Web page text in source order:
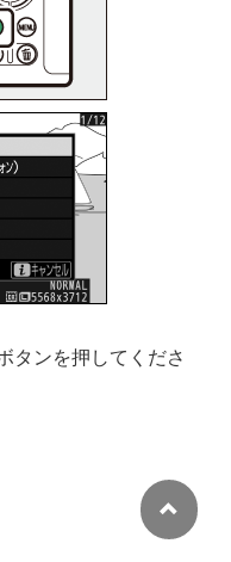
タンを押してくださ